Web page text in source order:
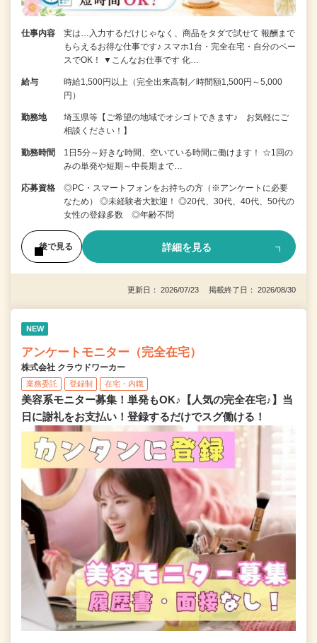
仕事内容
実は…入力するだけじゃなく、商品をタダで試せて 報酬まで
もらえるお得な仕事です♪ スマホ1台・完全在宅・自分のペー
スでOK！ ▼こんなお仕事です 化…
給与
時給1,500円以上（完全出来高制／時間額1,500円～5,000
円）
勤務地
埼玉県等【ご希望の地域でオシゴトできます♪ お気軽にご
相談ください！】
勤務時間
1日5分～好きな時間、空いている時間に働けます！ ☆1回の
みの単発や短期～中長期まで…
応募資格
◎PC・スマートフォンをお持ちの方（※アンケートに必要
なため） ◎未経験者大歓迎！ ◎20代、30代、40代、50代の
女性の登録多数 ◎年齢不問
後で見る 詳細を見る
更新日： 2026/07/23 掲載終了日： 2026/08/30
NEW
アンケートモニター（完全在宅）
株式会社 クラウドワーカー
業務委託 登録制 在宅・内職
美容系モニター募集！単発もOK♪【人気の完全在宅♪】当
日に謝礼をお支払い！登録するだけでスグ働ける！